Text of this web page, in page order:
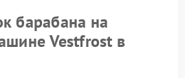
барабана на
Vestfrost в